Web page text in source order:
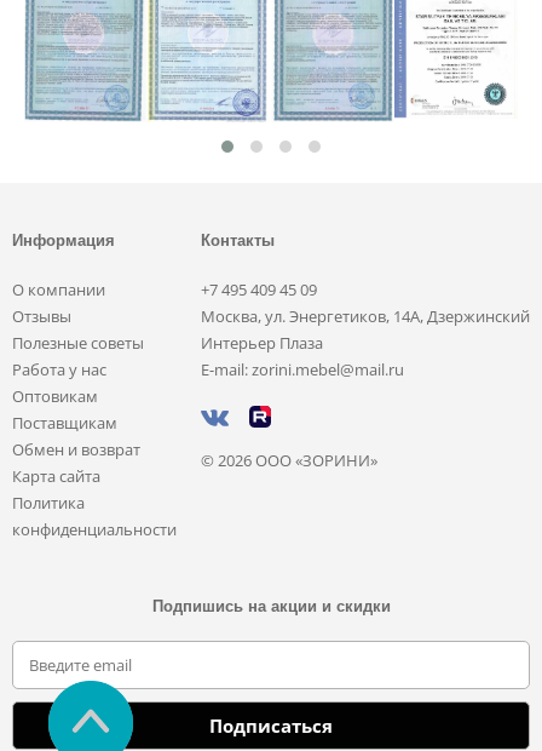
Информация
О компании
Отзывы
Полезные советы
Работа у нас
Оптовикам
Поставщикам
Обмен и возврат
Карта сайта
Политика
конфиденциальности
Контакты
+7 495 409 45 09
Москва, ул. Энергетиков, 14А, Дзержинский
Интерьер Плаза
E-mail: zorini.mebel@mail.ru
© 2026 ООО «ЗОРИНИ»
Подпишись на акции и скидки